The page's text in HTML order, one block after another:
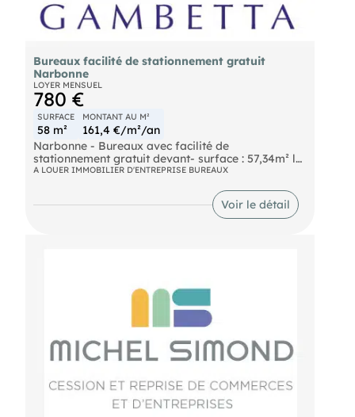
Bureaux facilité de stationnement gratuit
Narbonne
LOYER MENSUEL
780 €
SURFACE
58 m²
MONTANT AU M²
161,4 €/m²/an
Narbonne - Bureaux avec facilité de
stationnement gratuit devant- surface : 57,34m² loi
carrez - important visuel en façade : 6,80ml -
incluses - bénéficiant de 2 entrées - en parfait état
A LOUER IMMOBILIER D'ENTREPRISE BUREAUX
Voir le détail